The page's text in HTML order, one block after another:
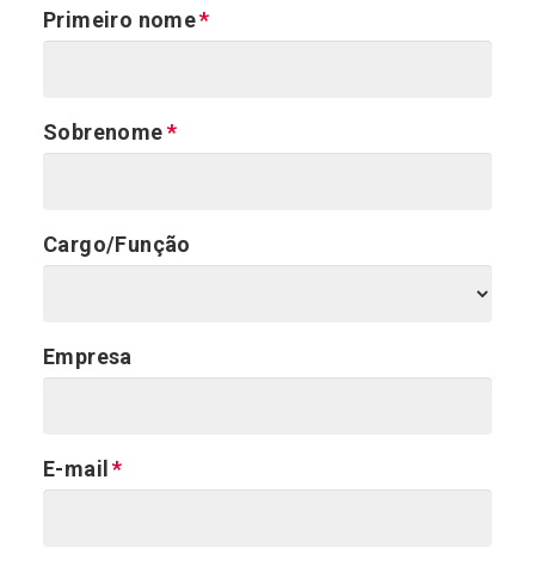
Primeiro nome
Sobrenome
Cargo/Função
Empresa
E-mail